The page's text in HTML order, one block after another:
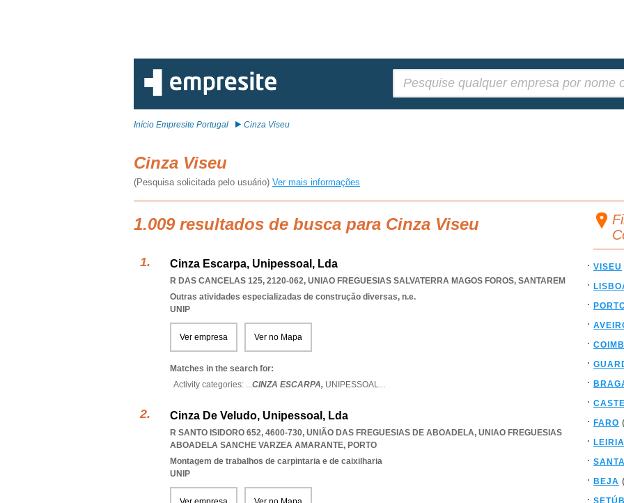
Início Empresite Portugal Cinza Viseu
Cinza Viseu
(Pesquisa solicitada pelo usuário) Ver mais informações
1.009 resultados de busca para Cinza Viseu
Cinza Escarpa, Unipessoal, Lda
R DAS CANCELAS 125, 2120-062, UNIAO FREGUESIAS SALVATERRA MAGOS FOROS, SANTAREM
Outras atividades especializadas de construção diversas, n.e.
UNIP
Ver empresa Ver no Mapa
Matches in the search for:
Activity categories: ...CINZA ESCARPA, UNIPESSOAL...
Cinza De Veludo, Unipessoal, Lda
R SANTO ISIDORO 652, 4600-730, UNIÃO DAS FREGUESIAS DE ABOADELA, UNIAO FREGUESIAS
ABOADELA SANCHE VARZEA AMARANTE, PORTO
Montagem de trabalhos de carpintaria e de caixilharia
UNIP
VISEU
FARO
LEIRIA
BEJA